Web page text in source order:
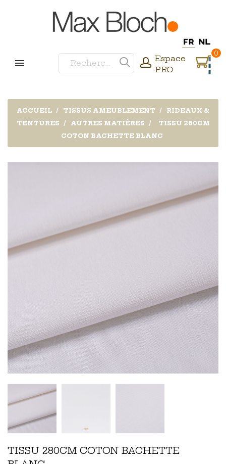
Espace
PRO
0
ACCUEIL TISSUS AMEUBLEMENT
RIDEAUX &
TENTURES
AUTRES MATIÈRES
TISSU 280CM
COTON BACHETTE BLANC
TISSU 280CM COTON BACHETTE